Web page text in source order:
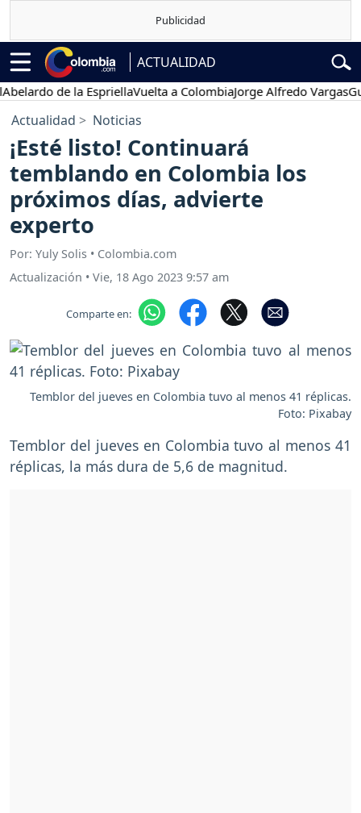
ACTUALIDAD
de la EspriellaVuelta a ColombiaJorge Alfredo Vargas
Actualidad Noticias
¡Esté listo! Continuará
temblando en Colombia los
próximos días, advierte
experto
Por: Yuly Solis • Colombia.com
Actualización • Vie, 18 Ago 2023 9:57 am
Comparte en:
Temblor del jueves en Colombia tuvo al menos 41 réplicas.
Foto: Pixabay
Temblor del jueves en Colombia tuvo al menos 41
réplicas, la más dura de 5,6 de magnitud.